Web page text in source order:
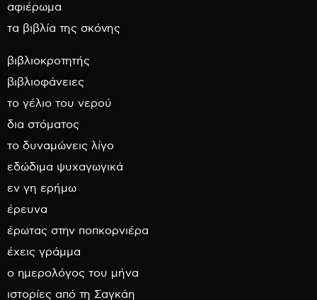
αφιέρωμα
τα βιβλία της σκόνης
βιβλιοκροτητής
βιβλιοφάνειες
το γέλιο του νερού
δια στόματος
το δυναμώνεις λίγο
εδώδιμα ψυχαγωγικά
εν γη ερήμω
έρευνα
έρωτας στην ποπκορνιέρα
έχεις γράμμα
ο ημερολόγος του μήνα
ιστορίες από τη Σαγκάη